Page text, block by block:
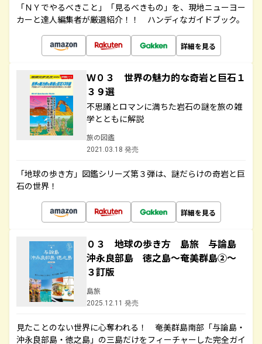
「ＮＹでやるべきこと」「見るべきもの」を、現地ニューヨー
カーと達人編集者が厳選紹介！！ ハンディなガイドブック。
詳細を見る
Ｗ０３ 世界の魅力的な奇岩と巨石１
３９選
不思議とロマンに満ちた岩石の謎を旅の雑
学とともに解説
旅の図鑑
2021.03.18 発売
「地球の歩き方」図鑑シリーズ第３弾は、謎だらけの奇岩と巨
石の世界！
詳細を見る
０３ 地球の歩き方 島旅 与論島
沖永良部島 徳之島～奄美群島②～
３訂版
島旅
2025.12.11 発売
見たことのない世界に心奪われる！ 奄美群島南部「与論島・
沖永良部島・徳之島」の三島だけをフィーチャーした完全ガイ